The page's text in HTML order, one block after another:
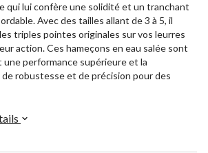
qui lui confère une solidité et un tranchant
Avec des tailles allant de 3 à 5, il
triples pointes originales sur vos leurres
action. Ces hameçons en eau salée sont
performance supérieure et la
robustesse et de précision pour des